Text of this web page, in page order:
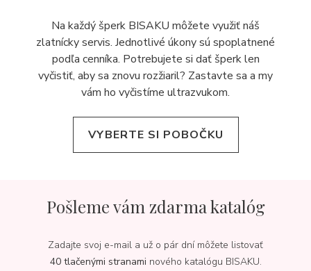
Na každý šperk BISAKU môžete využiť náš
zlatnícky servis. Jednotlivé úkony sú spoplatnené
podľa cenníka. Potrebujete si dať šperk len
vyčistiť, aby sa znovu rozžiaril? Zastavte sa a my
vám ho vyčistíme ultrazvukom.
VYBERTE SI POBOČKU
Pošleme vám zdarma katalóg
Zadajte svoj e-mail a už o pár dní môžete listovať
40 tlačenými stranami nového katalógu BISAKU.